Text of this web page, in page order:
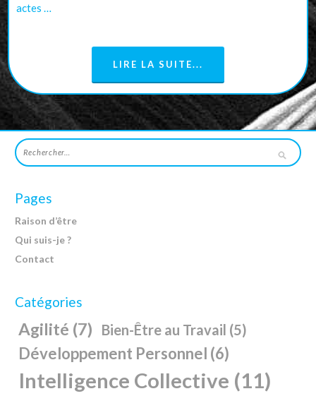
actes …
LIRE LA SUITE...
Pages
Raison d’être
Qui suis-je ?
Contact
Catégories
Agilité (7) Bien-Être au Travail (5)
Développement Personnel (6)
Intelligence Collective (11)